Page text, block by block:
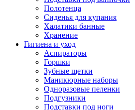
Полотенца
Сиденья для купания
Халатики банные
Хранение
Гигиена и уход
Аспираторы
Горшки
Зубные щетки
Маникюрные наборы
Одноразовые пеленки
Подгузники
Подставки под ноги